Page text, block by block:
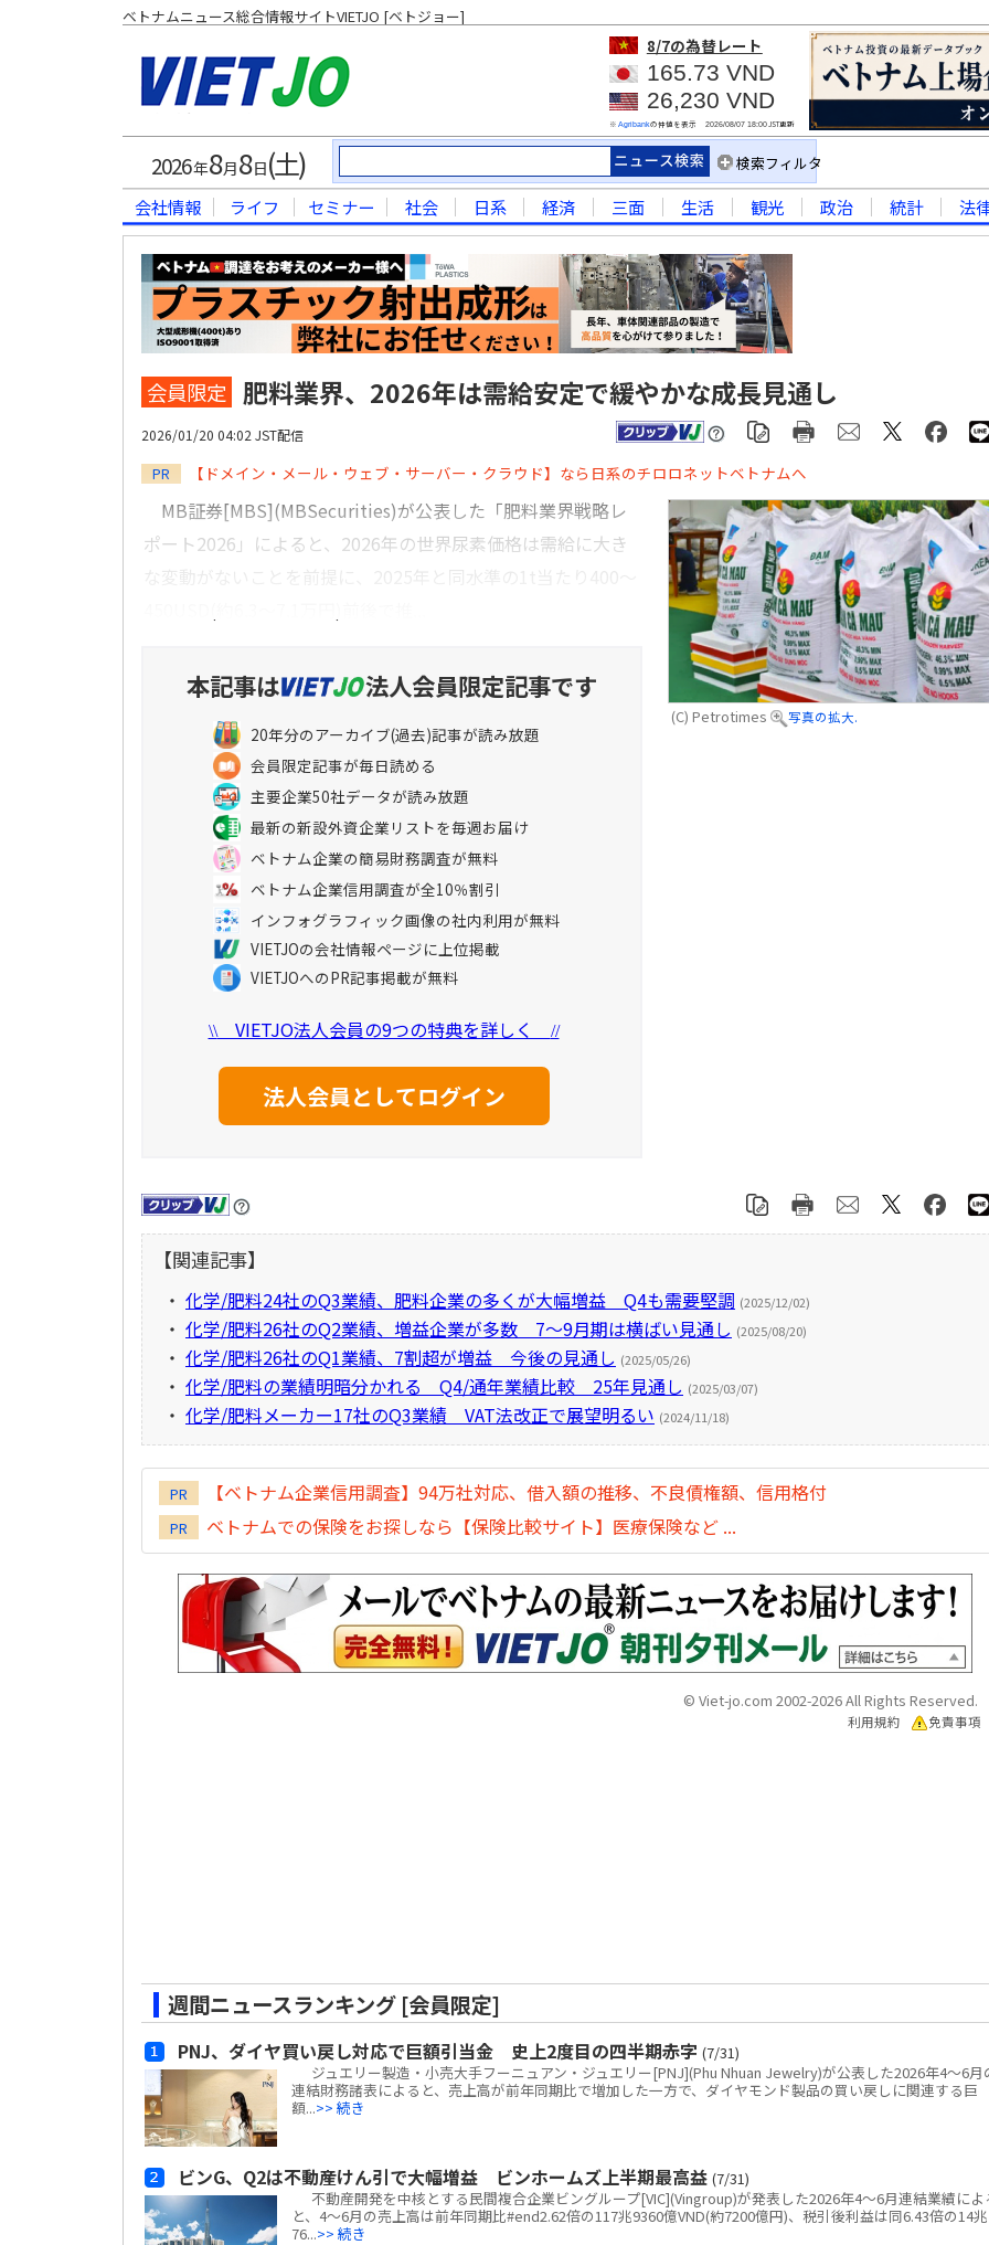
ベトナムニュース総合情報サイトVIETJO [ベトジョー]
8/7の為替レート
165.73 VND
26,230 VND
※ Agribankの仲値を表示 2026/08/07 18:00JST更新
2026年8月8日(土) 検索フィルタ
会社情報 ライフ セミナー 社会 日系 経済 三面 生活 観光 政治 統計 法
会員限定 肥料業界、2026年は需給安定で緩やかな成長見通し
2026/01/20 04:02 JST配信
PR 【ドメイン・メール・ウェブ・サーバー・クラウド】なら日系のチロロネットベトナムへ
(C) Petrotimes 写真の拡大.
MB証券[MBS](MBSecurities)が公表した「肥料業界戦略レ
ポート2026」によると、2026年の世界尿素価格は需給に大き
本記事は 法人会員限定記事です
20年分のアーカイブ(過去)記事が読み放題
会員限定記事が毎日読める
主要企業50社データが読み放題
最新の新設外資企業リストを毎週お届け
ベトナム企業の簡易財務調査が無料
ベトナム企業信用調査が全10％割引
インフォグラフィック画像の社内利用が無料
VIETJOの会社情報ページに上位掲載
VIETJOへのPR記事掲載が無料
\\VIETJO法人会員の9つの特典を詳しく //
【関連記事】
・ 化学/肥料24社のQ3業績、肥料企業の多くが大幅増益 Q4も需要堅調 (2025/12/02)
・ 化学/肥料26社のQ2業績、増益企業が多数 7～9月期は横ばい見通し (2025/08/20)
・ 化学/肥料26社のQ1業績、7割超が増益 今後の見通し (2025/05/26)
・ 化学/肥料の業績明暗分かれる Q4/通年業績比較 25年見通し (2025/03/07)
・ 化学/肥料メーカー17社のQ3業績 VAT法改正で展望明るい (2024/11/18)
PR 【ベトナム企業信用調査】94万社対応、借入額の推移、不良債権額、信用格付
PR ベトナムでの保険をお探しなら【保険比較サイト】医療保険など ...
© Viet-jo.com 2002-2026 All Rights Reserved.
利用規約 免責事項
週間ニュースランキング [会員限定]
PNJ、ダイヤ買い戻し対応で巨額引当金 史上2度目の四半期赤字 (7/31)
ジュエリー製造・小売大手フーニュアン・ジュエリー[PNJ](Phu Nhuan Jewelry)が公表した2026年4～6月
連結財務諸表によると、売上高が前年同期比で増加した一方で、ダイヤモンド製品の買い戻しに関連する巨
額...>> 続き
ビンG、Q2は不動産けん引で大幅増益 ビンホームズ上半期最高益 (7/31)
不動産開発を中核とする民間複合企業ビングループ[VIC](Vingroup)が発表した2026年4～6月連結業績によ
と、4～6月の売上高は前年同期比#end2.62倍の117兆9360億VND(約7200億円)、税引後利益は同6.43倍の14兆
76...>> 続き